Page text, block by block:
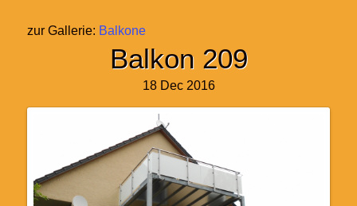
zur Gallerie: Balkone
Balkon 209
18 Dec 2016